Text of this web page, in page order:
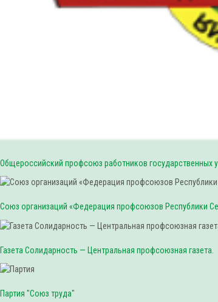
Общероссийский профсоюз работников
Союз организаций «Федерация профсоюзов Республики
Газета Солидарность — Центральная профсоюзная газета.
Партия "Союз труда"